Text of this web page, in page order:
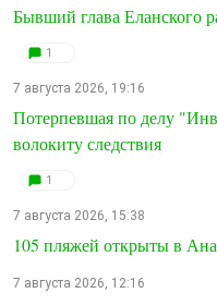
Бывший глава Еланского
1
7 августа 2026, 19:16
Потерпевшая по делу
волокиту следствия
1
7 августа 2026, 15:38
105 пляжей открыты в
7 августа 2026, 12:16